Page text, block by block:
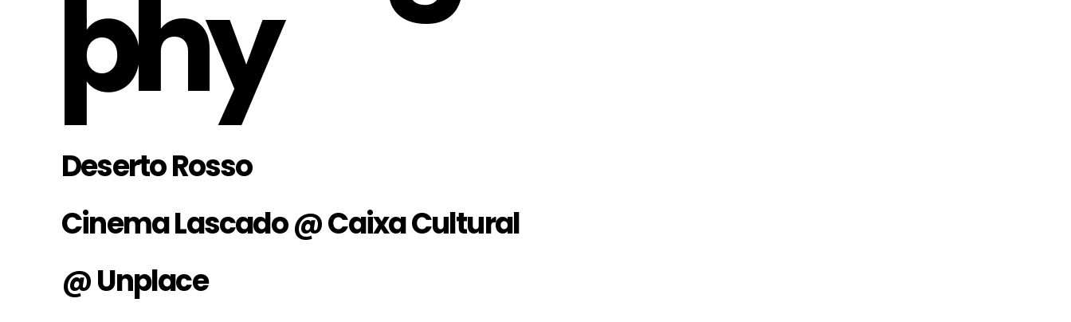
phy
Deserto Rosso
Cinema Lascado @ Caixa Cultural
@ Unplace